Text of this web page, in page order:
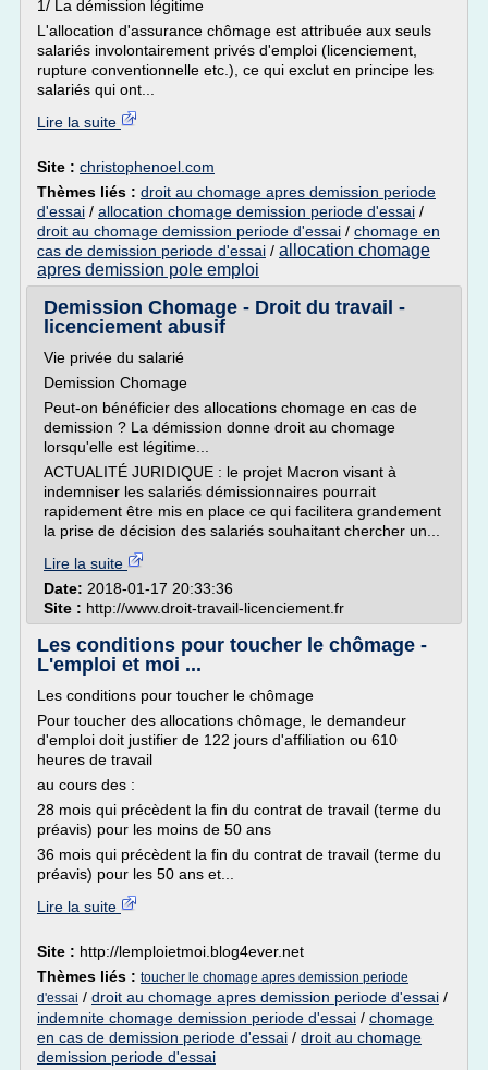
1/ La démission légitime
L'allocation d'assurance chômage est attribuée aux seuls
salariés involontairement privés d'emploi (licenciement,
rupture conventionnelle etc.), ce qui exclut en principe les
salariés qui ont...
Lire la suite
Site : christophenoel.com
Thèmes liés : droit au chomage apres demission periode
d'essai / allocation chomage demission periode d'essai /
droit au chomage demission periode d'essai / chomage en
cas de demission periode d'essai / allocation chomage
apres demission pole emploi
Demission Chomage - Droit du travail -
licenciement abusif
Vie privée du salarié
Demission Chomage
Peut-on bénéficier des allocations chomage en cas de
demission ? La démission donne droit au chomage
lorsqu'elle est légitime...
ACTUALITÉ JURIDIQUE : le projet Macron visant à
indemniser les salariés démissionnaires pourrait
rapidement être mis en place ce qui facilitera grandement
la prise de décision des salariés souhaitant chercher un...
Lire la suite
Date: 2018-01-17 20:33:36
Site : http://www.droit-travail-licenciement.fr
Les conditions pour toucher le chômage -
L'emploi et moi ...
Les conditions pour toucher le chômage
Pour toucher des allocations chômage, le demandeur
d'emploi doit justifier de 122 jours d'affiliation ou 610
heures de travail
au cours des :
28 mois qui précèdent la fin du contrat de travail (terme du
préavis) pour les moins de 50 ans
36 mois qui précèdent la fin du contrat de travail (terme du
préavis) pour les 50 ans et...
Lire la suite
Site : http://lemploietmoi.blog4ever.net
Thèmes liés : toucher le chomage apres demission periode
d'essai / droit au chomage apres demission periode d'essai /
indemnite chomage demission periode d'essai / chomage
en cas de demission periode d'essai / droit au chomage
demission periode d'essai